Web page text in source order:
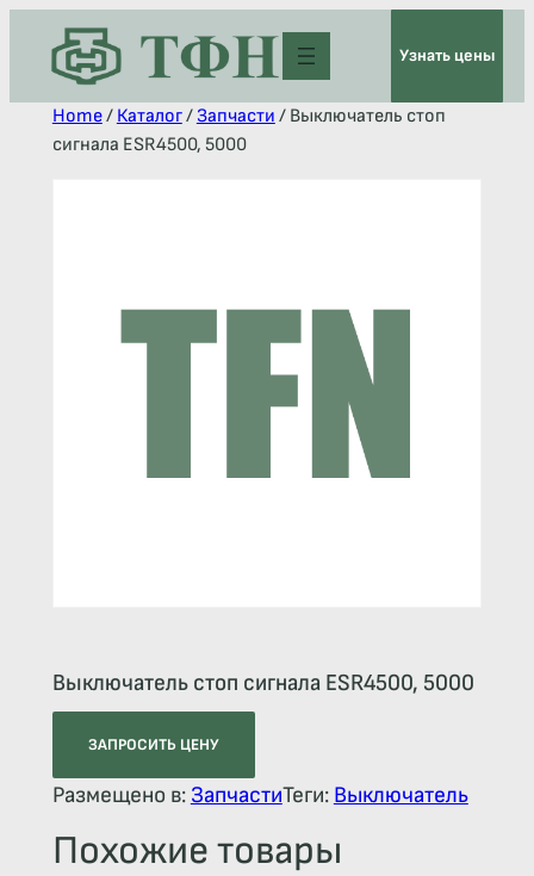
Узнать цены
Home/ Каталог/ Запчасти / Выключатель стоп
сигнала ESR4500, 5000
Выключатель стоп сигнала ESR4500, 5000
ЗАПРОСИТЬ ЦЕНУ
Размещено в: ЗапчастиТеги: Выключатель
Похожие товары